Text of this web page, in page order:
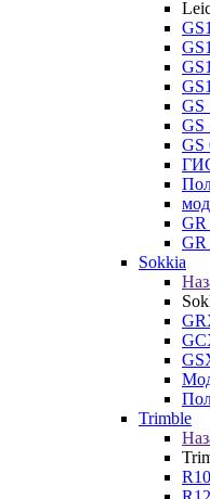
GS
GS
GS
GR
GR
Sokkia
Trimble